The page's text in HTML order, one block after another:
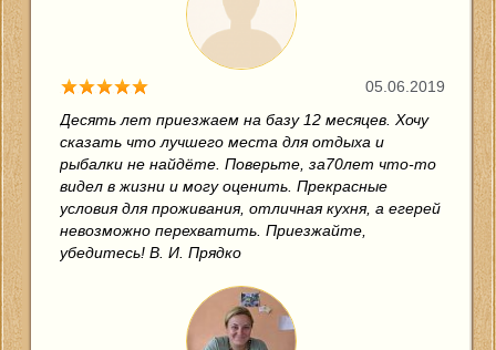
05.06.2019
Десять лет приезжаем на базу 12 месяцев. Хочу
сказать что лучшего места для отдыха и
рыбалки не найдёте. Поверьте, за70лет что-то
видел в жизни и могу оценить. Прекрасные
условия для проживания, отличная кухня, а егерей
невозможно перехватить. Приезжайте,
убедитесь! В. И. Прядко